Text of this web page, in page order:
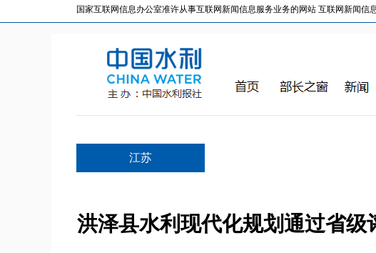
国家互联网信息办公室准许从事互联网新闻信息服务业务的网站 互联网新闻信
江苏
洪泽县水利现代化规划通过省级